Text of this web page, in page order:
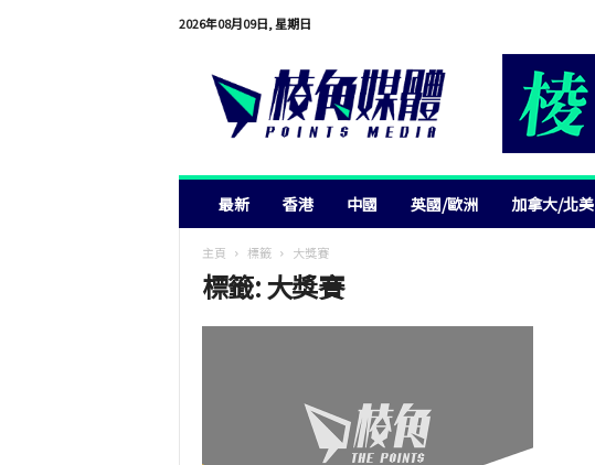
2026年08月09日, 星期日
最新 香港 中國 英國/歐洲 加拿大/北美
主頁 標籤 大獎賽
標籤: 大獎賽